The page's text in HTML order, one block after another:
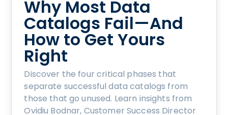
Why Most Data
Catalogs Fail—And
How to Get Yours
Right
Discover the four critical phases that
separate successful data catalogs from
those that go unused. Learn insights from
Ovidiu Bodnar, Customer Success Director